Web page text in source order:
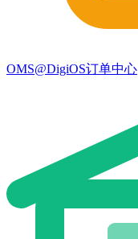
OMS@DigiOS订单中心